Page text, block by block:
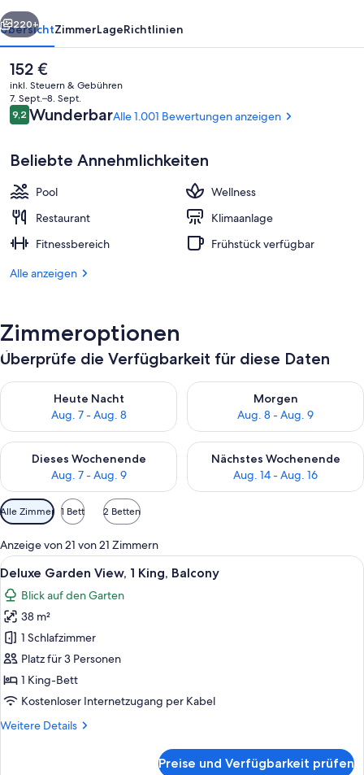
In Strandnähe, weißer Sandstrand,
Weiter
220+
ÜbersichtZimmerLageRichtlinien
Der
aktuelle
Preis
beträgt
152 €.
152 €
inkl. Steuern & Gebühren
7. Sept.–8. Sept.
Bewertungen
9,29,2 von 10.
WunderbarAlle 1.001 Bewertungen anzeigen
Beliebte Annehmlichkeiten
Pool
Wellness
Restaurant
Klimaanlage
Fitnessbereich
Frühstück verfügbar
Alle anzeigen
Zimmeroptionen
Überprüfe die Verfügbarkeit für diese Daten
Heute Nacht
Aug. 7 - Aug. 8
Überprüfe die Verfügbarkeit für heute Nacht, Aug. 7 - Aug. 8.
Morgen
Aug. 8 - Aug. 9
Überprüfe die Verfügbarkeit
Dieses Wochenende
Aug. 7 - Aug. 9
Überprüfe die Verfügbarkeit für dieses Wochenende, Aug. 7
Nächstes Wochenende
Aug. 14 - Aug. 16
Überprüfe die Verfügbarkeit
Verfügbare
Filter
für
Zimmer
Alle Zimmer 1 Bett 2 Betten
Anzeige von 21 von 21 Zimmern
Alle
Fotos
für
Deluxe
Garden
View,
1
King,
anzeigen
Ein modernes Hotelzimmer mit
8
Deluxe Garden View, 1 King, Balcony
Blick auf den Garten
38 m²
1 Schlafzimmer
Platz für 3 Personen
1 King-Bett
Kostenloser Internetzugang per Kabel
Weitere Details
Weitere
Preise und Verfügbarkeit prüfen